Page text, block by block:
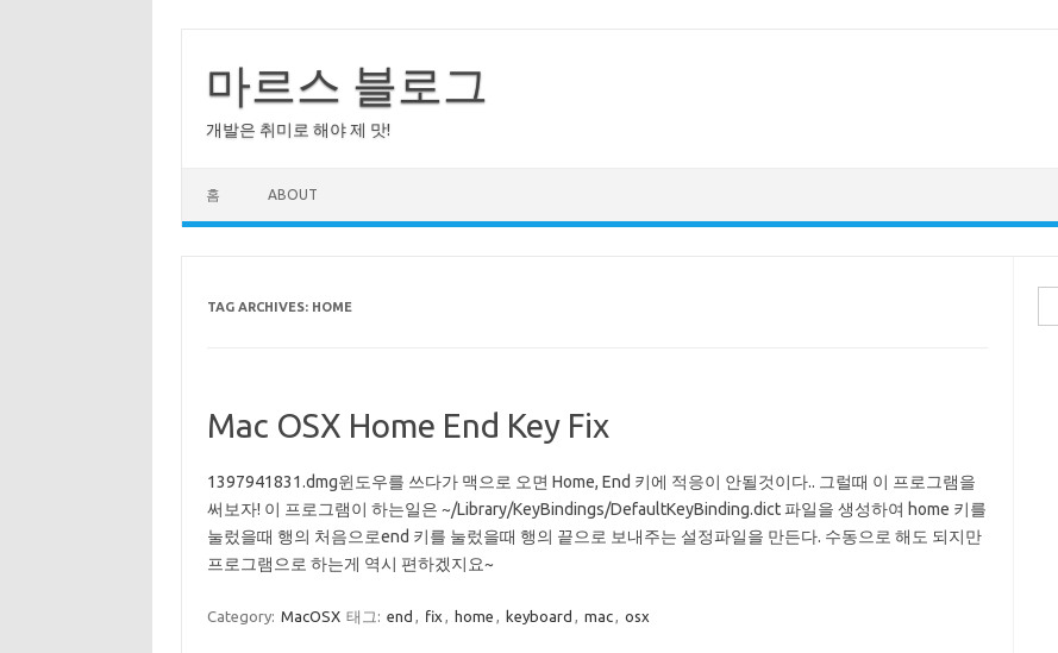
content마르스 블로그
개발은 취미로 해야 제 맛!
홈 ABOUT
TAG ARCHIVES: HOME
Mac OSX Home End Key Fix
1397941831.dmg윈도우를 쓰다가 맥으로 오면 Home, End 키에 적응이 안될것이다.. 그럴때 이 프로그램을
써보자! 이 프로그램이 하는일은 ~/Library/KeyBindings/DefaultKeyBinding.dict 파일을 생성하여 home 키를
눌렀을때 행의 처음으로end 키를 눌렀을때 행의 끝으로 보내주는 설정파일을 만든다. 수동으로 해도 되지만
프로그램으로 하는게 역시 편하겠지요~
Category: MacOSX 태그: end , fix , home , keyboard , mac, osx
색: